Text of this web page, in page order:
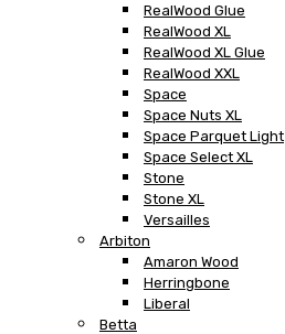
RealWood Glue
RealWood XL
RealWood XL Glue
RealWood XXL
Space
Space Nuts XL
Space Parquet Light
Space Select XL
Stone
Stone XL
Versailles
Arbiton
Amaron Wood
Herringbone
Liberal
Betta